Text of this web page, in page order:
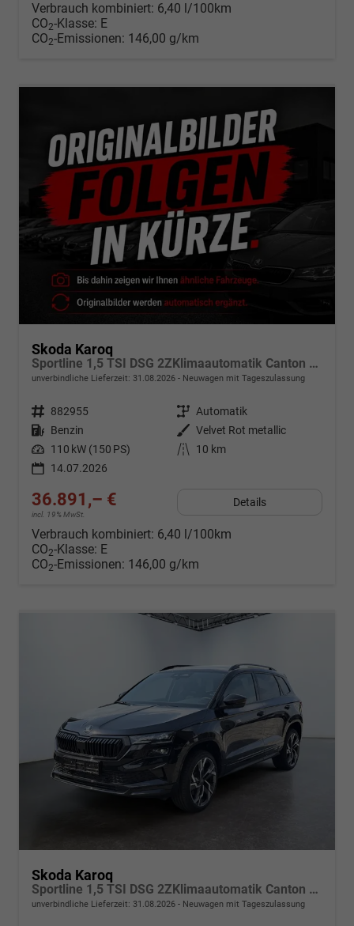
Verbrauch kombiniert: 6,40 l/100km
CO2-Klasse: E
CO2-Emissionen: 146,00 g/km
Skoda Karoq
Sportline 1,5 TSI DSG 2ZKlimaautomatik Canton Anhängerkupplung Totewinkel Assistent 2 x Einparkhilfe Kamera 19 Zoll Felgen adaptiver Tempomat 5J Garantie
unverbindliche Lieferzeit: 31.08.2026 Neuwagen mit Tageszulassung
Fahrzeugnr. 882955 Getriebe Automatik
Kraftstoff Benzin Außenfarbe Velvet Rot metallic
Leistung 110 kW (150 PS) Kilometerstand
10 km
14.07.2026
36.891,– €
incl. 19% MwSt.
Details
Verbrauch kombiniert: 6,40 l/100km
CO2-Klasse: E
CO2-Emissionen: 146,00 g/km
Skoda Karoq
Sportline 1,5 TSI DSG 2ZKlimaautomatik Canton Anhängerkupplung Totewinkel Assistent 2 x Einparkhilfe Kamera 19 Zoll Felgen adaptiver Tempomat 5J Garantie
unverbindliche Lieferzeit: 31.08.2026 Neuwagen mit Tageszulassung